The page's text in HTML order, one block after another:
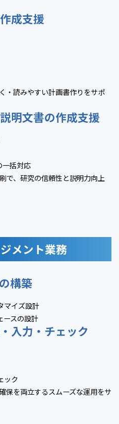
成支援
・読みやすい計画書作りをサポ
明文書の作成支援
一括対応
で、研究の信頼性と説明力向上
メント業務
構築
マイズ設計
ースの設計
入力・チェック
ック
保を両立するスムーズな運用をサ